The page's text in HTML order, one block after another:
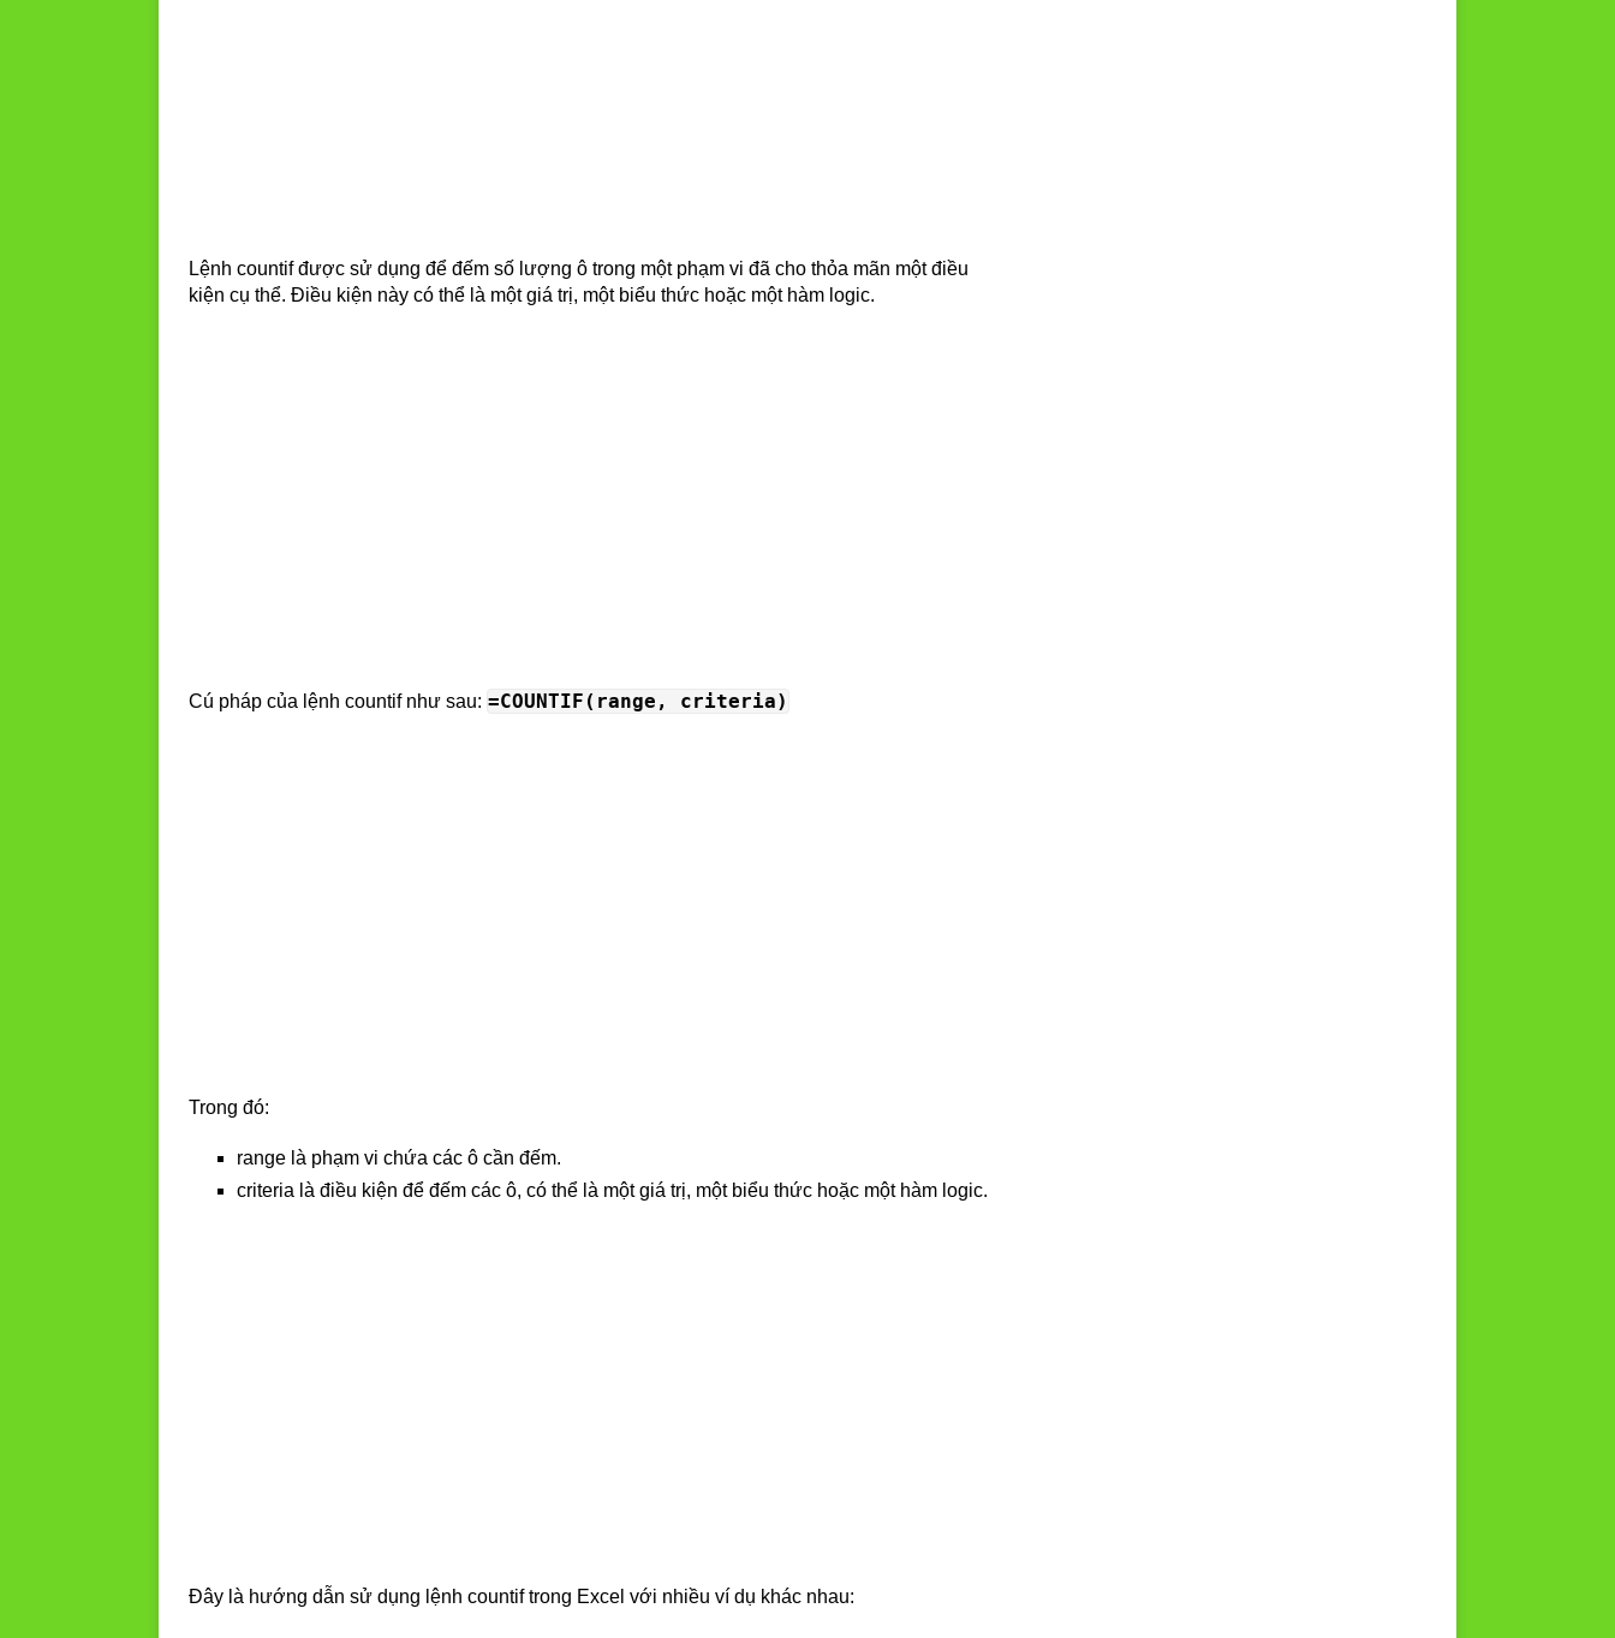
Lệnh countif được sử dụng để đếm số lượng ô trong một phạm vi đã cho thỏa mãn một điều
kiện cụ thể. Điều kiện này có thể là một giá trị, một biểu thức hoặc một hàm logic.
Cú pháp của lệnh countif như sau: =COUNTIF(range, criteria)
Trong đó:
range là phạm vi chứa các ô cần đếm.
criteria là điều kiện để đếm các ô, có thể là một giá trị, một biểu thức hoặc một hàm logic.
Đây là hướng dẫn sử dụng lệnh countif trong Excel với nhiều ví dụ khác nhau: